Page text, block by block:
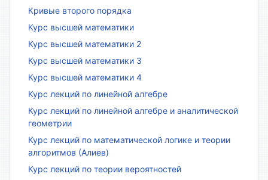
Кривые второго порядка
Курс высшей математики
Курс высшей математики 2
Курс высшей математики 3
Курс высшей математики 4
Курс лекций по линейной алгебре
Курс лекций по линейной алгебре и аналитической
геометрии
Курс лекций по математической логике и теории
алгоритмов (Алиев)
Курс лекций по теории вероятностей